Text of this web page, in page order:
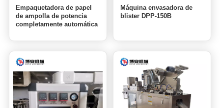
Empaquetadora de papel
de ampolla de potencia
completamente automática
médicos
Máquina envasadora de
blister DPP-150B